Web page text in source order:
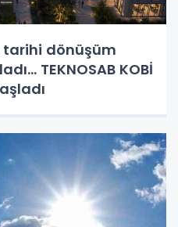
tarihi dönüşüm
TEKNOSAB KOBİ